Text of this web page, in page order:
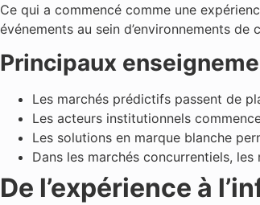
Ce qui a commencé comme une
événements au sein d’environnements
Principaux
Les marchés prédictifs passent de
Les acteurs institutionnels
Les solutions en marque blanche
Dans les marchés concurrentiels,
De l’expérience à